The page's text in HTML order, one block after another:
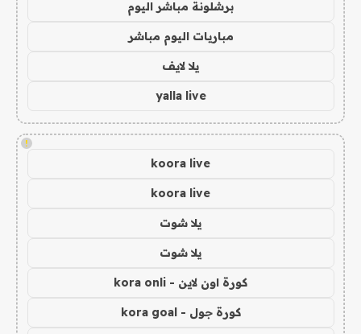
برشلونة مباشر اليوم
مباريات اليوم مباشر
يلا لايف
yalla live
!
koora live
koora live
يلا شوت
يلا شوت
كورة اون لاين - kora onli
كورة جول - kora goal